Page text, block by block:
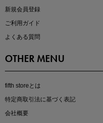
真夏のオフィスカジュアル
新規会員登録
ご利用ガイド
よくある質問
OTHER MENU
fifth storeとは
特定商取引法に基づく表記
会社概要